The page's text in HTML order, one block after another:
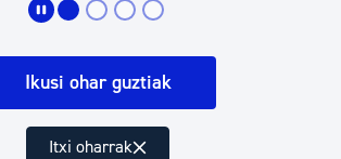
Ikusi ohar guztiak
Itxi oharrak